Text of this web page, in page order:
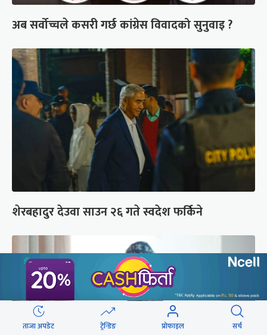
अब सर्वोच्चले कसरी गर्छ कांग्रेस विवादको सुनुवाइ ?
शेरबहादुर देउवा साउन २६ गते स्वदेश फर्किने
ताजा अपडेट ट्रेन्डिङ प्रोफाइल सर्च